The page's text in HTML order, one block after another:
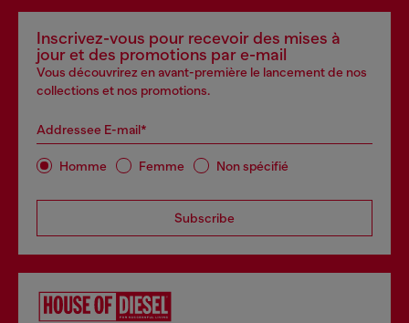
Inscrivez-vous pour recevoir des mises à
jour et des promotions par e-mail
Vous découvrirez en avant-première le lancement de nos
collections et nos promotions.
Addressee E-mail*
Homme Femme Non spécifié
Subscribe